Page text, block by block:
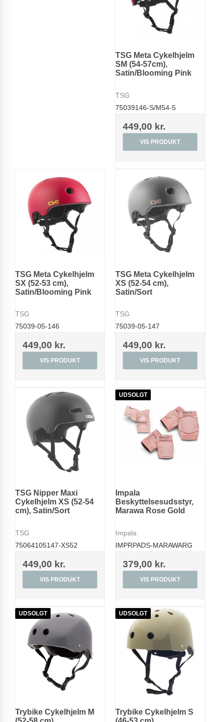
TSG Meta Cykelhjelm
SM (54-57cm),
Satin/Blooming Pink
TSG
75039146-S/M54-5
449,00 kr.
VIS PRODUKT
TSG Meta Cykelhjelm
SX (52-53 cm),
Satin/Blooming Pink
TSG
75039-05-146
449,00 kr.
VIS PRODUKT
TSG Meta Cykelhjelm
XS (52-54 cm),
Satin/Sort
TSG
75039-05-147
449,00 kr.
VIS PRODUKT
TSG Nipper Maxi
Cykelhjelm XS (52-54
cm), Satin/Sort
TSG
75064105147-XS52
449,00 kr.
VIS PRODUKT
UDSOLGT
Impala
Beskyttelsesudsstyr,
Marawa Rose Gold
Impala
IMPRPADS-MARAWARG
379,00 kr.
VIS PRODUKT
UDSOLGT
Trybike Cykelhjelm M
UDSOLGT
Trybike Cykelhjelm S